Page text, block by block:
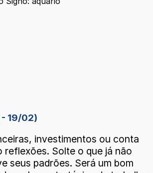
19/02)
investimentos ou conta
reflexões. Solte o que já não
seus padrões. Será um bom